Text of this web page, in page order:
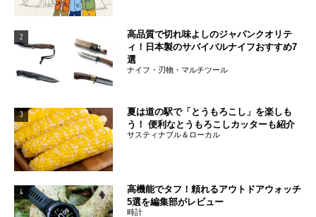
2
高品質で切れ味よしのジャパンクオリテ
ィ！日本製のサバイバルナイフおすすめ7
選
ナイフ・刃物・マルチツール
3
夏は道の駅で「とうもろこし」を楽しも
う！ 便利なとうもろこしカッターも紹介
サスティナブル＆ローカル
4
高機能でタフ！頼れるアウトドアウォッチ
5選を編集部がレビュー
時計